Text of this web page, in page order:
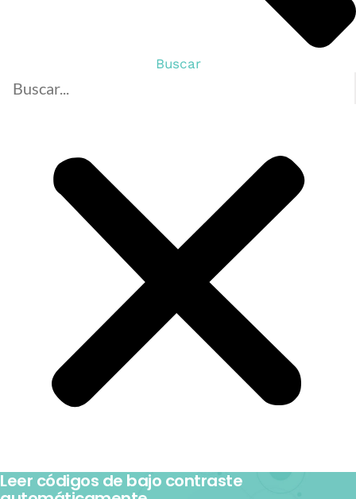
Buscar
Leer códigos de bajo contraste